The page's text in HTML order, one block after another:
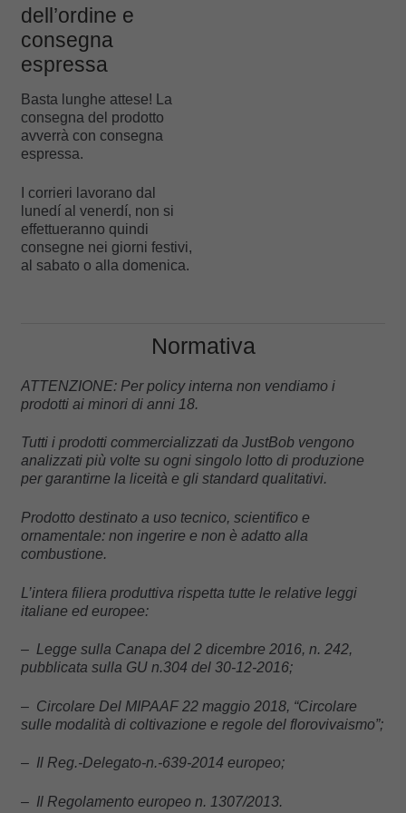
dell’ordine e
consegna
espressa
Basta lunghe attese! La
consegna del prodotto
avverrà con consegna
espressa.
I corrieri lavorano dal
lunedí al venerdí, non si
effettueranno quindi
consegne nei giorni festivi,
al sabato o alla domenica.
Normativa
ATTENZIONE: Per policy interna non vendiamo i
prodotti ai minori di anni 18.
Tutti i prodotti commercializzati da JustBob vengono
analizzati più volte su ogni singolo lotto di produzione
per garantirne la liceità e gli standard qualitativi.
Prodotto destinato a uso tecnico, scientifico e
ornamentale: non ingerire e non è adatto alla
combustione.
L’intera filiera produttiva rispetta tutte le relative leggi
italiane ed europee:
– Legge sulla Canapa del 2 dicembre 2016, n. 242,
pubblicata sulla GU n.304 del 30-12-2016;
– Circolare Del MIPAAF 22 maggio 2018, “Circolare
sulle modalità di coltivazione e regole del florovivaismo”;
– Il Reg.-Delegato-n.-639-2014 europeo;
– Il Regolamento europeo n. 1307/2013.